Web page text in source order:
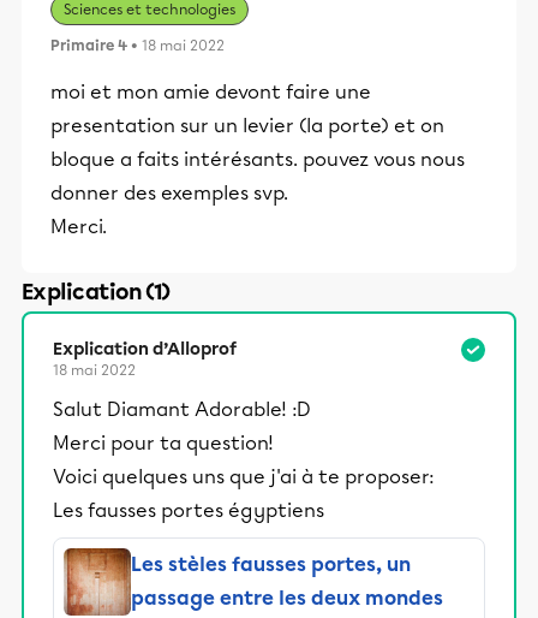
Sciences et technologies
Primaire 4 • 18 mai 2022
moi et mon amie devont faire une
presentation sur un levier (la porte) et on
bloque a faits intérésants. pouvez vous nous
donner des exemples svp.
Merci.
Explication (1)
Explication d’Alloprof
18 mai 2022
Salut Diamant Adorable! :D
Merci pour ta question!
Voici quelques uns que j'ai à te proposer:
Les fausses portes égyptiens
Les stèles fausses portes, un
passage entre les deux mondes